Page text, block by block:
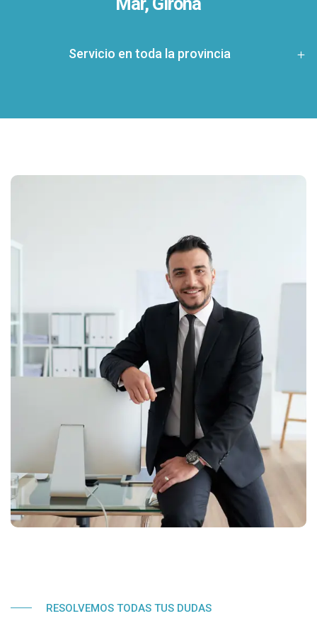
Mar, Girona
Servicio en toda la provincia
RESOLVEMOS TODAS TUS DUDAS